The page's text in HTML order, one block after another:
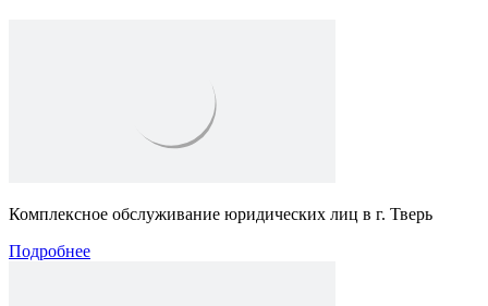
Комплексное обслуживание юридических лиц в г. Тверь
Подробнее